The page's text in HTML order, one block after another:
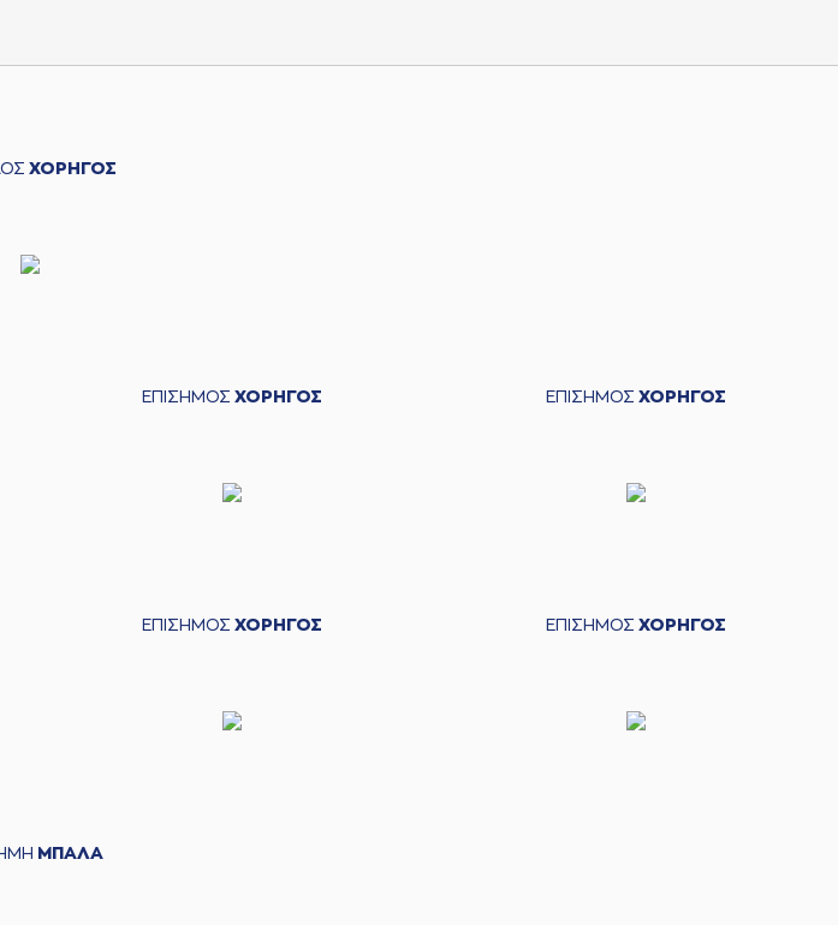
ΧΟΡΗΓΟΣ
ΕΠΙΣΗΜΟΣ ΧΟΡΗΓΟΣ ΕΠΙΣΗΜΟΣ ΧΟΡΗΓΟΣ
ΕΠΙΣΗΜΟΣ ΧΟΡΗΓΟΣ ΕΠΙΣΗΜΟΣ ΧΟΡΗΓΟΣ
ΜΠΑΛΑ